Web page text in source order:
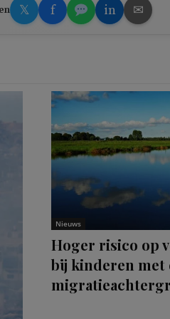
𝕏 f in ✉
Nieuws
Hoger risico op
bij kinderen met